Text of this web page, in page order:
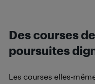
Des courses
poursuites
Les courses elles-